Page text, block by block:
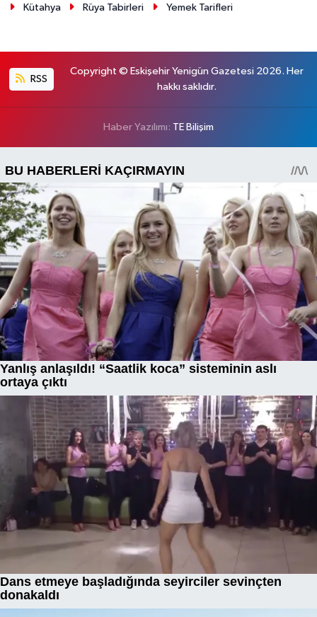
Kütahya
Rüya Tabirleri Yemek Tarifleri
RSS
Copyright © Eskişehir Yenigün Gazetesi 2026. Her
hakkı saklıdır.
Haber Yazılımı: TE Bilişim